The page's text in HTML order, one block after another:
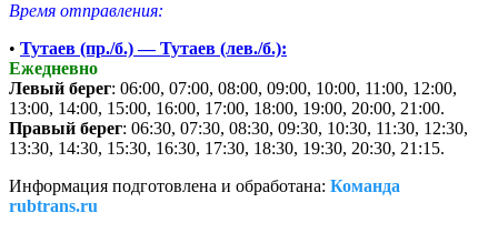
Время отправления:
• Тутаев (пр./б.) — Тутаев (лев./б.):
Ежедневно
Левый берег: 06:00, 07:00, 08:00, 09:00, 10:00, 11:00, 12:00,
13:00, 14:00, 15:00, 16:00, 17:00, 18:00, 19:00, 20:00, 21:00.
Правый берег: 06:30, 07:30, 08:30, 09:30, 10:30, 11:30, 12:30,
13:30, 14:30, 15:30, 16:30, 17:30, 18:30, 19:30, 20:30, 21:15.
Информация подготовлена и обработана: Команда
rubtrans.ru